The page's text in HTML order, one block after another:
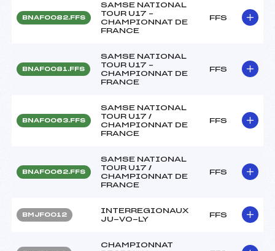
BNAF0082.FFS
SAMSE NATIONAL
TOUR U17 –
CHAMPIONNAT DE
FRANCE
FFS
BNAF0081.FFS
SAMSE NATIONAL
TOUR U17 –
CHAMPIONNAT DE
FRANCE
FFS
BNAF0063.FFS
SAMSE NATIONAL
TOUR U17 /
CHAMPIONNAT DE
FRANCE
FFS
BNAF0062.FFS
SAMSE NATIONAL
TOUR U17 /
CHAMPIONNAT DE
FRANCE
FFS
BMJF0012
INTERREGIONAUX
JU-VO-LY
FFS
CHAMPIONNAT